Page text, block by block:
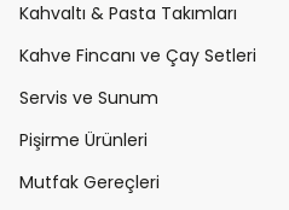
Kahvaltı & Pasta Takımları
Kahve Fincanı ve Çay Setleri
Servis ve Sunum
Pişirme Ürünleri
Mutfak Gereçleri